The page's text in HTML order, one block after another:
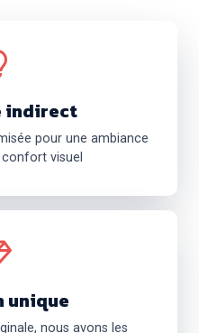
indirect
pour une ambiance
visuel
unique
nous avons les